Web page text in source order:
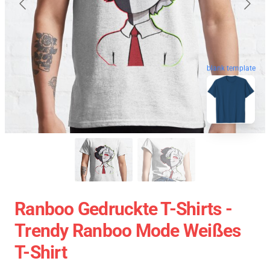
blank template
Ranboo Gedruckte T-Shirts -
Trendy Ranboo Mode Weißes
T-Shirt